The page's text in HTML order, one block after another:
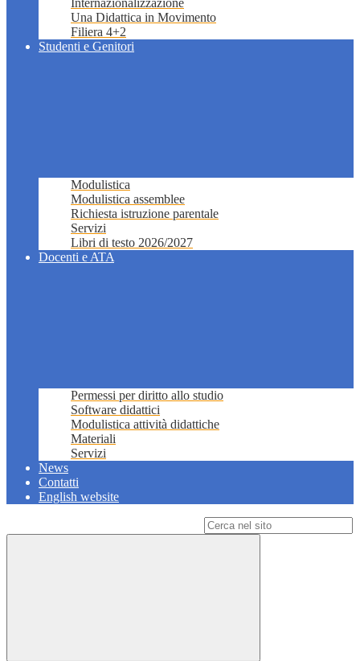
Internazionalizzazione
Una Didattica in Movimento
Filiera 4+2
Studenti e Genitori
Modulistica
Modulistica assemblee
Richiesta istruzione parentale
Servizi
Libri di testo 2026/2027
Docenti e ATA
Permessi per diritto allo studio
Software didattici
Modulistica attività didattiche
Materiali
Servizi
News
Contatti
English website